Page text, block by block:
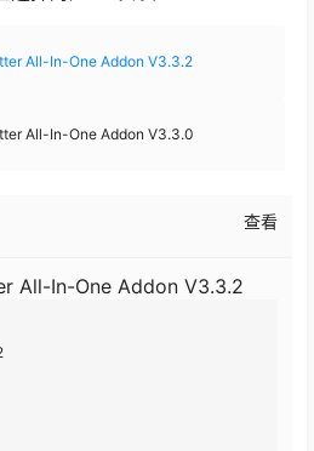
All-In-One Addon V3.3.2
All-In-One Addon V3.3.0
查看
All-In-One Addon V3.3.2